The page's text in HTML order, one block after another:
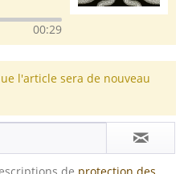
00:29
l'article sera de nouveau